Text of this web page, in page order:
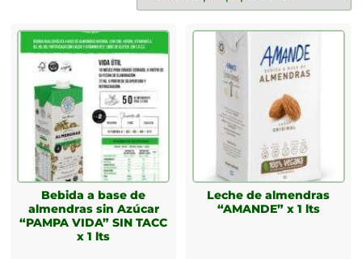
Bebida a base de
almendras sin Azúcar
“PAMPA VIDA” SIN TACC
x 1 lts
Leche de almendras
“AMANDE” x 1 lts